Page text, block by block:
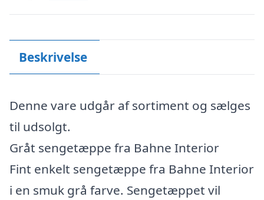
Beskrivelse
Denne vare udgår af sortiment og sælges
til udsolgt.
Gråt sengetæppe fra Bahne Interior
Fint enkelt sengetæppe fra Bahne Interior
i en smuk grå farve. Sengetæppet vil